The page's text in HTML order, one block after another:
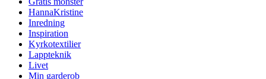
HannaKristine
Inredning
Inspiration
Kyrkotextilier
Lappteknik
Livet
Min garderob